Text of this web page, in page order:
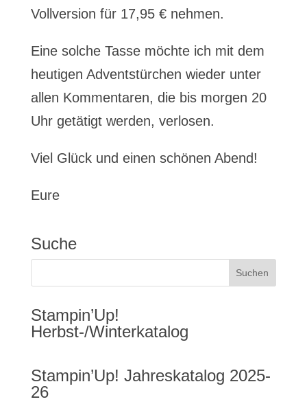
Vollversion für 17,95 € nehmen.
Eine solche Tasse möchte ich mit dem
heutigen Adventstürchen wieder unter
allen Kommentaren, die bis morgen 20
Uhr getätigt werden, verlosen.
Viel Glück und einen schönen Abend!
Eure
Suche
Stampin’Up!
Herbst-/Winterkatalog
Stampin’Up! Jahreskatalog 2025-
26